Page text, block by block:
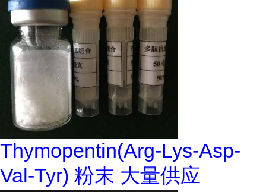
Thymopentin(Arg-Lys-Asp-
Val-Tyr) 粉末 大量供应